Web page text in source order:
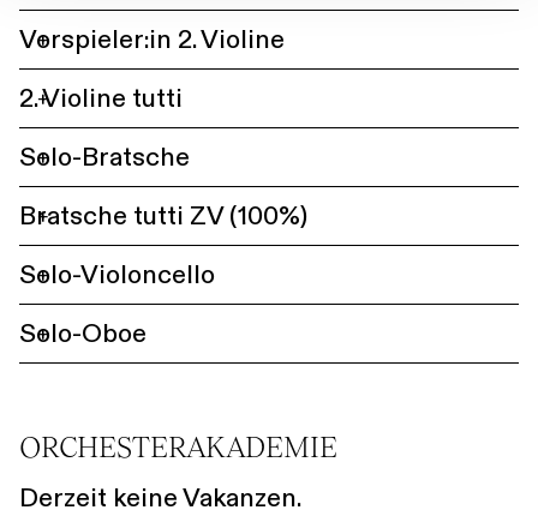
Vorspieler:in 2. Violine
+
2. Violine tutti
+
Solo-Bratsche
+
Bratsche tutti ZV (100%)
+
Solo-Violoncello
+
Solo-Oboe
+
ORCHESTERAKADEMIE
Derzeit keine Vakanzen.